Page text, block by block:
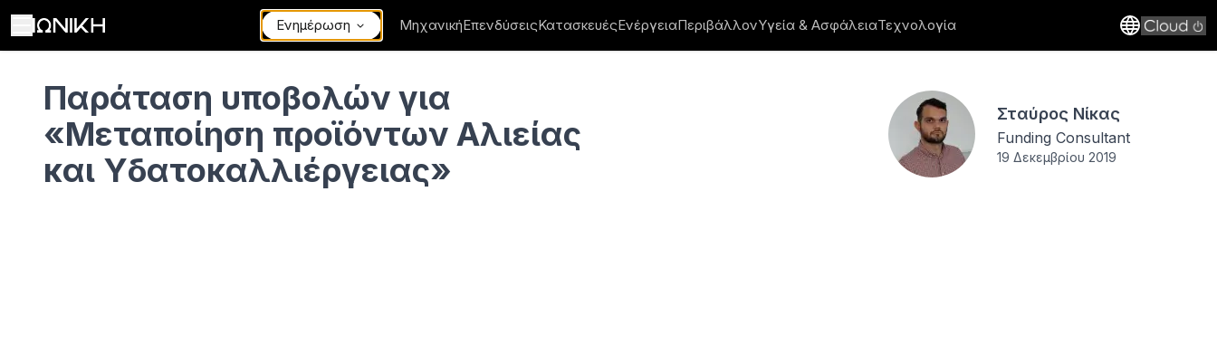
Ενημέρωση ΜηχανικήΕπενδύσειςΚατασκευέςΕνέργειαΠεριβάλλονΥγεία & ΑσφάλειαΤεχνολογία
Παράταση υποβολών για
«Μεταποίηση προϊόντων Αλιείας
και Υδατοκαλλιέργειας»
Σταύρος Νίκας
Funding Consultant
19 Δεκεμβρίου 2019